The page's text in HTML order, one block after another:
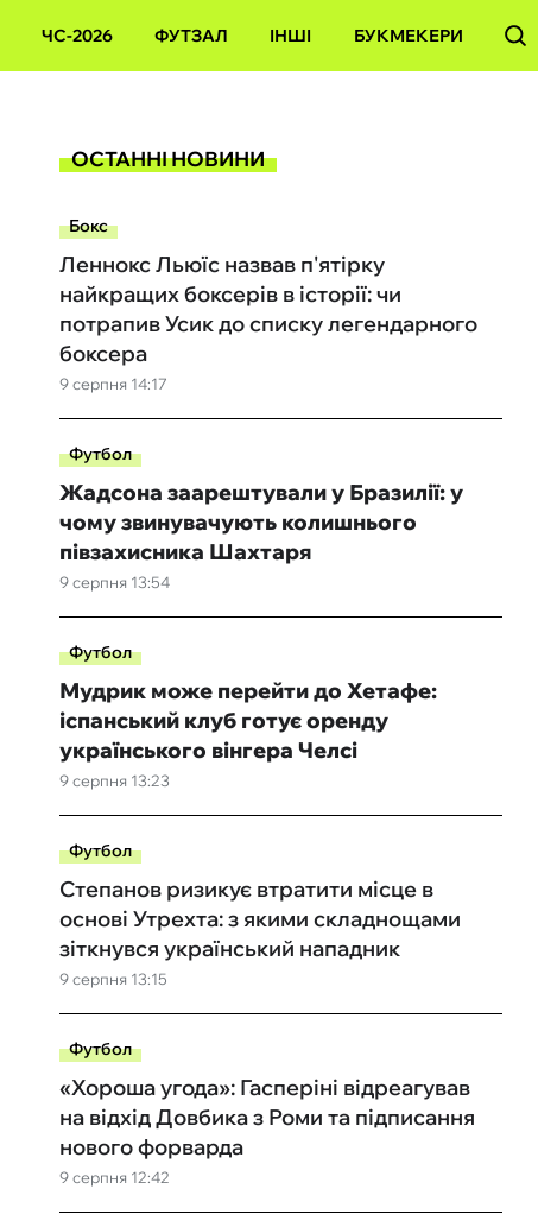
ЧС-2026 ФУТЗАЛ ІНШІ БУКМЕКЕРИ
ОСТАННІ НОВИНИ
Бокс
9 серпня 14:17
Леннокс Льюїс назвав п'ятірку
найкращих боксерів в історії: чи
потрапив Усик до списку легендарного
боксера
Футбол
9 серпня 13:54
Жадсона заарештували у Бразилії: у
чому звинувачують колишнього
півзахисника Шахтаря
Футбол
9 серпня 13:23
Мудрик може перейти до Хетафе:
іспанський клуб готує оренду
українського вінгера Челсі
Футбол
9 серпня 13:15
Степанов ризикує втратити місце в
основі Утрехта: з якими складнощами
зіткнувся український нападник
Футбол
9 серпня 12:42
«Хороша угода»: Гасперіні відреагував
на відхід Довбика з Роми та підписання
нового форварда